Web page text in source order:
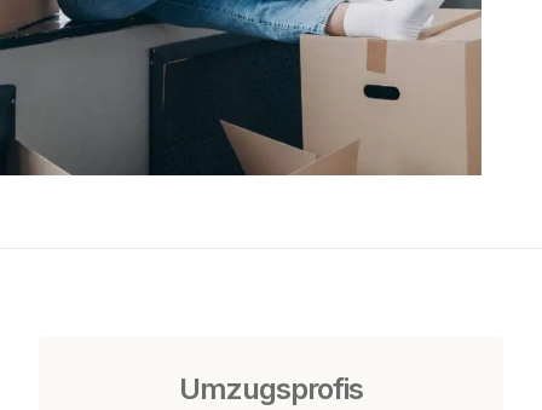
Umzugsprofis